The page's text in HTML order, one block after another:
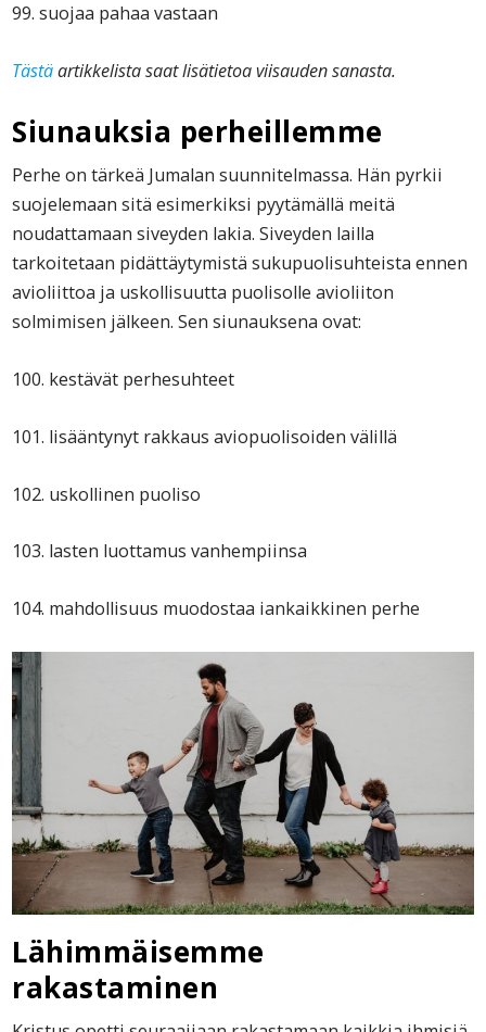
99. suojaa pahaa vastaan
Tästäartikkelista saat lisätietoa viisauden sanasta.
Siunauksia perheillemme
Perhe on tärkeä Jumalan suunnitelmassa. Hän pyrkii
suojelemaan sitä esimerkiksi pyytämällä meitä
noudattamaan siveyden lakia. Siveyden lailla
tarkoitetaan pidättäytymistä sukupuolisuhteista ennen
avioliittoa ja uskollisuutta puolisolle avioliiton
solmimisen jälkeen. Sen siunauksena ovat:
100. kestävät perhesuhteet
101. lisääntynyt rakkaus aviopuolisoiden välillä
102. uskollinen puoliso
103. lasten luottamus vanhempiinsa
104. mahdollisuus muodostaa iankaikkinen perhe
Lähimmäisemme
rakastaminen